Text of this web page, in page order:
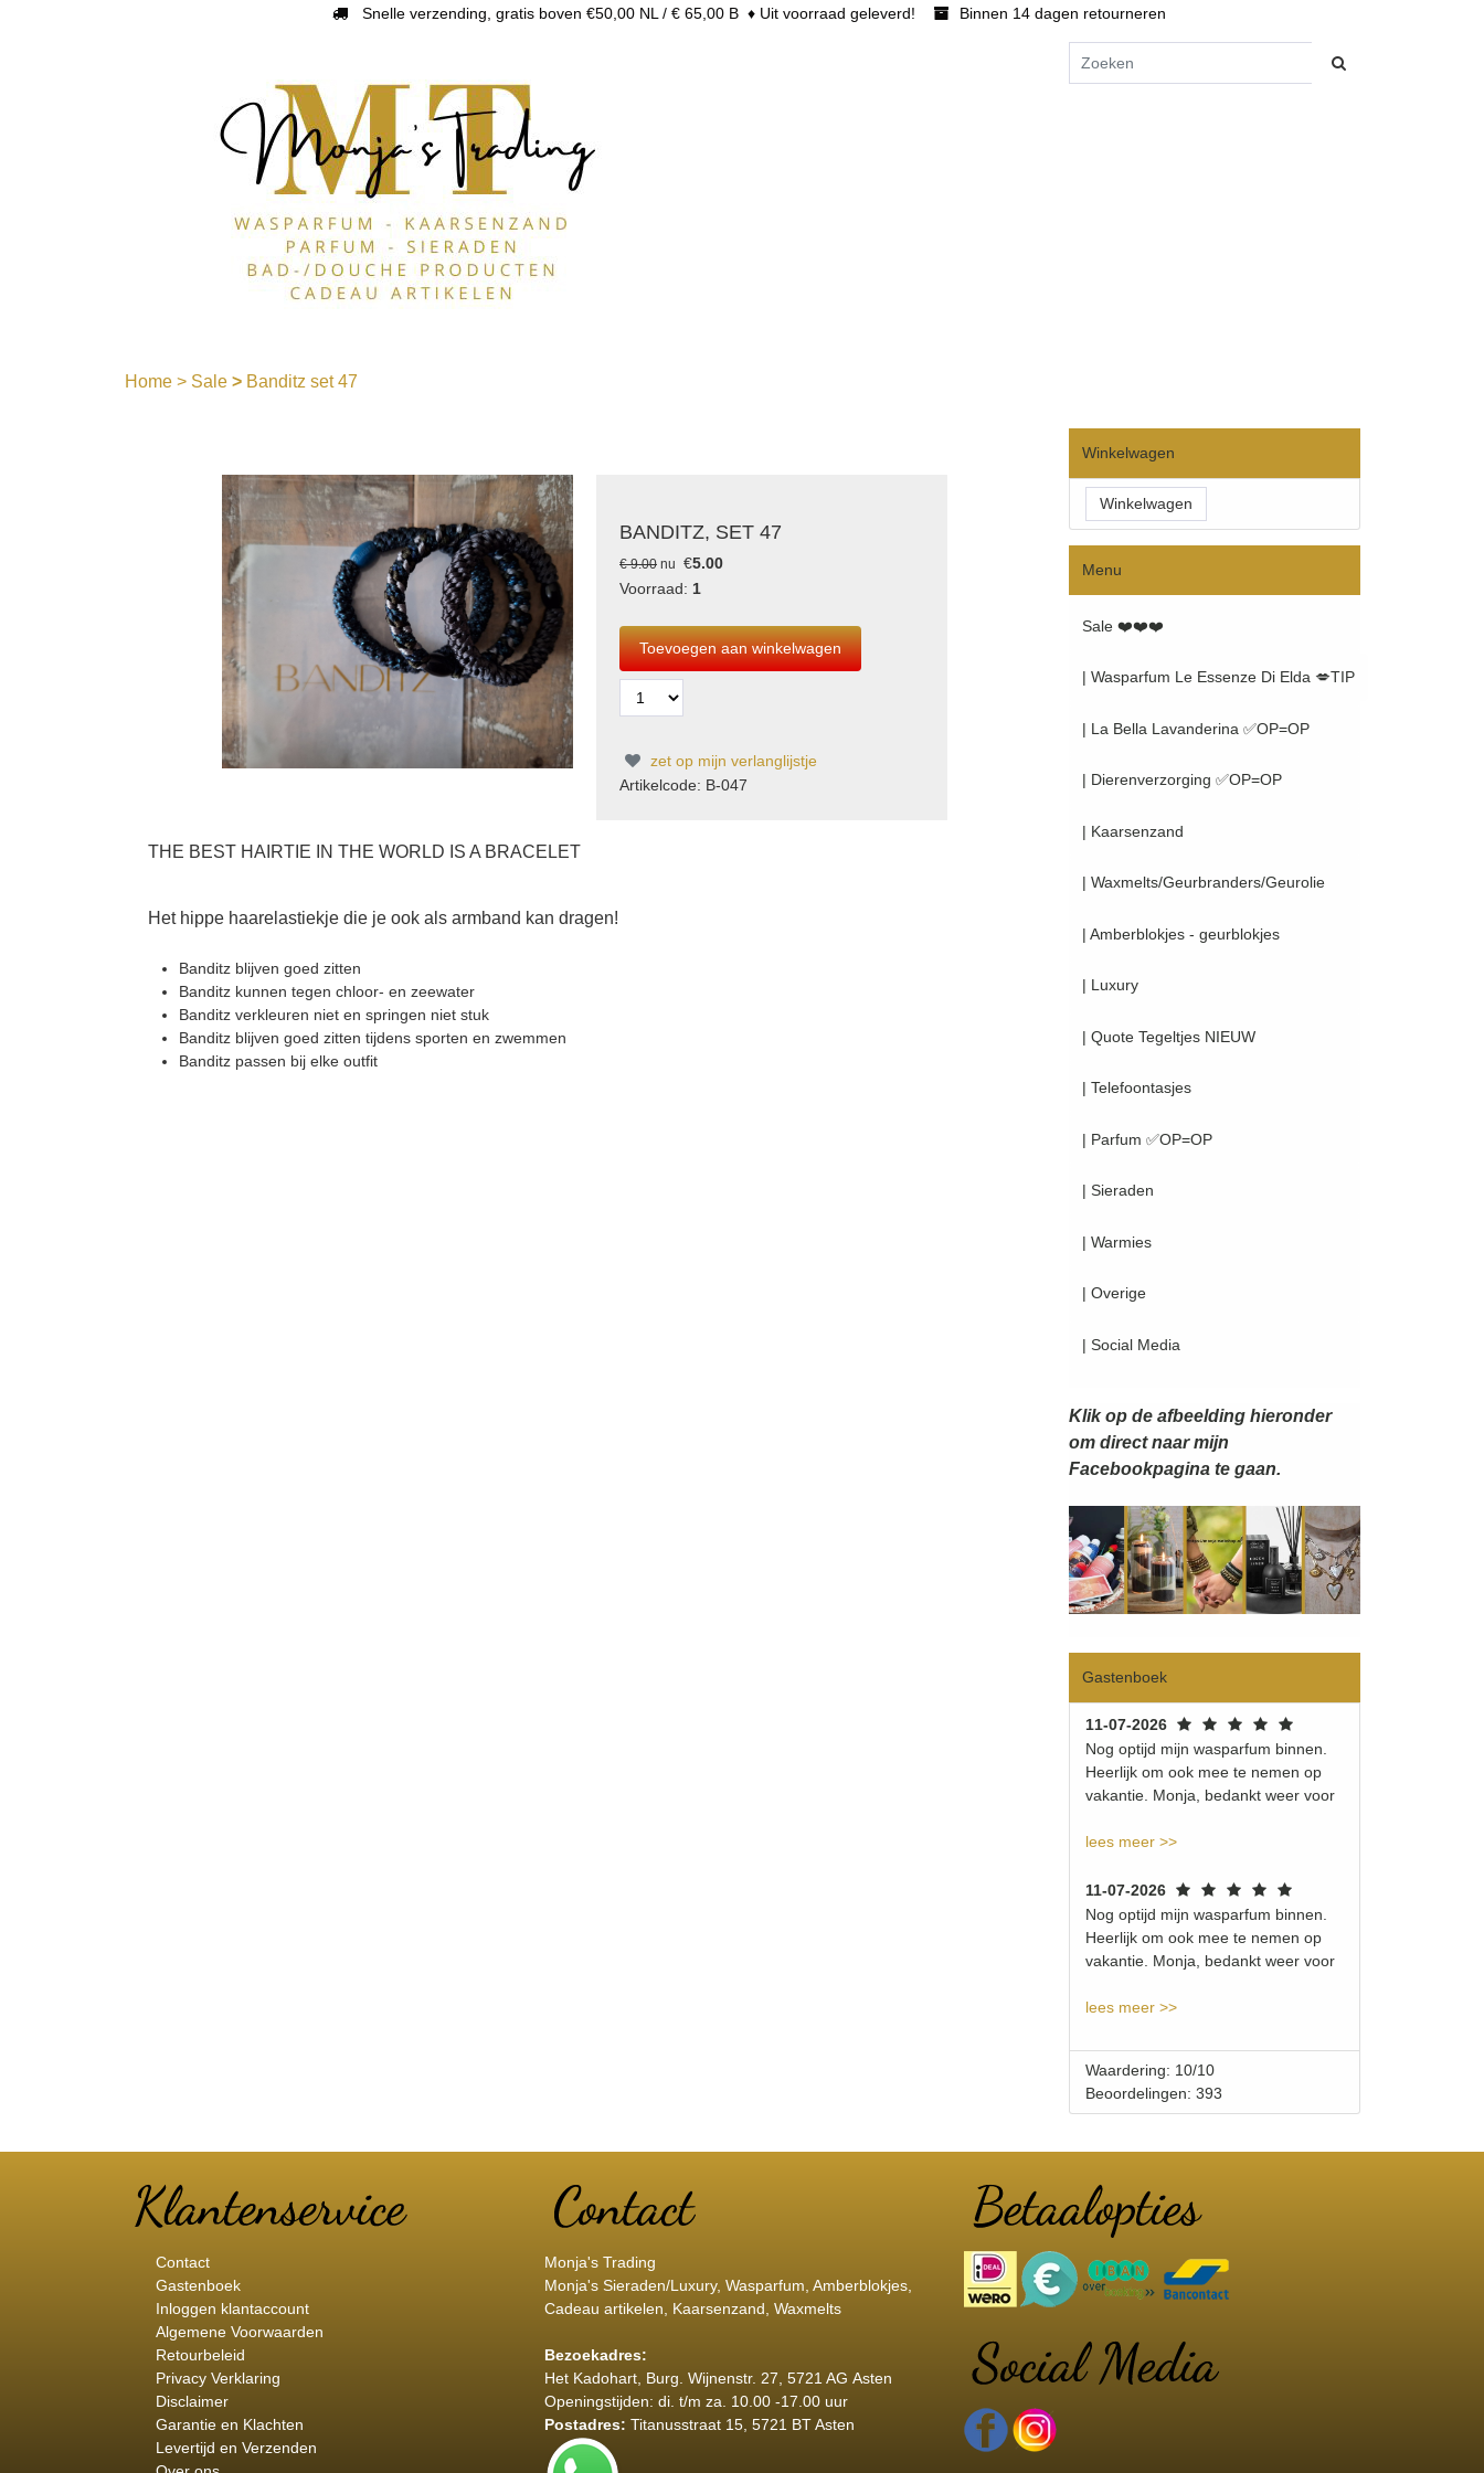
Snelle verzending, gratis boven €50,00 NL / € 65,00 B ♦ Uit voorraad geleverd! Binnen 14 dagen retourneren
Home > Sale > Banditz set 47
BANDITZ, SET 47
€ 9.00 nu €5.00
Voorraad: 1
zet op mijn verlanglijstje
Artikelcode: B-047
THE BEST HAIRTIE IN THE WORLD IS A BRACELET
Het hippe haarelastiekje die je ook als armband kan dragen!
Banditz blijven goed zitten
Banditz kunnen tegen chloor- en zeewater
Banditz verkleuren niet en springen niet stuk
Banditz blijven goed zitten tijdens sporten en zwemmen
Banditz passen bij elke outfit
Winkelwagen
Menu
Sale ❤️❤️❤️
| Wasparfum Le Essenze Di Elda 💋TIP
| La Bella Lavanderina ✅OP=OP
| Dierenverzorging ✅OP=OP
| Kaarsenzand
| Waxmelts/Geurbranders/Geurolie
| Amberblokjes - geurblokjes
| Luxury
| Quote Tegeltjes NIEUW
| Telefoontasjes
| Parfum ✅OP=OP
| Sieraden
| Warmies
| Overige
| Social Media
Klik op de afbeelding hieronder
om direct naar mijn
Facebookpagina te gaan.
Gastenboek
11-07-2026
Nog optijd mijn wasparfum binnen.
Heerlijk om ook mee te nemen op
vakantie. Monja, bedankt weer voor
lees meer >>
11-07-2026
Nog optijd mijn wasparfum binnen.
Heerlijk om ook mee te nemen op
vakantie. Monja, bedankt weer voor
lees meer >>
Waardering: 10/10
Beoordelingen: 393
Contact
Gastenboek
Inloggen klantaccount
Algemene Voorwaarden
Retourbeleid
Privacy Verklaring
Disclaimer
Garantie en Klachten
Levertijd en Verzenden
Monja's Trading
Monja's Sieraden/Luxury, Wasparfum, Amberblokjes,
Cadeau artikelen, Kaarsenzand, Waxmelts
Bezoekadres:
Het Kadohart, Burg. Wijnenstr. 27, 5721 AG Asten
Openingstijden: di. t/m za. 10.00 -17.00 uur
Postadres: Titanusstraat 15, 5721 BT Asten